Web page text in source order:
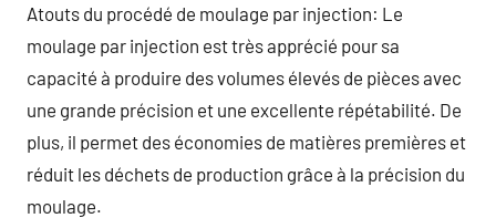
Atouts du procédé de moulage par injection: Le
moulage par injection est très apprécié pour sa
capacité à produire des volumes élevés de pièces avec
une grande précision et une excellente répétabilité. De
plus, il permet des économies de matières premières et
réduit les déchets de production grâce à la précision du
moulage.